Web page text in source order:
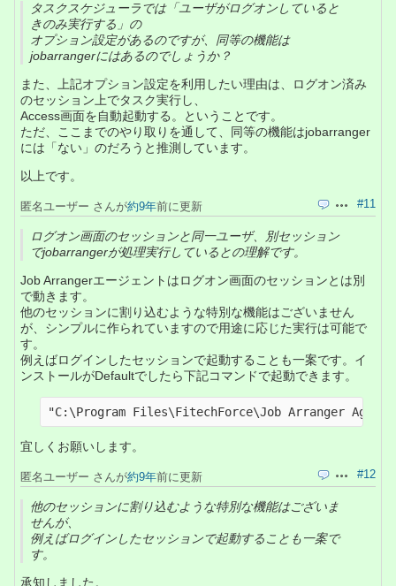
タスクスケジューラでは「ユーザがログオンしていると
きのみ実行する」の
オプション設定があるのですが、同等の機能は
jobarrangerにはあるのでしょうか？
また、上記オプション設定を利用したい理由は、ログオン済み
のセッション上でタスク実行し、
Access画面を自動起動する。ということです。
ただ、ここまでのやり取りを通して、同等の機能はjobarranger
には「ない」のだろうと推測しています。
以上です。
引用 操作#11
匿名ユーザー さんが約9年前に更新
ログオン画面のセッションと同一ユーザ、別セッション
でjobarrangerが処理実行しているとの理解です。
Job Arrangerエージェントはログオン画面のセッションとは別
で動きます。
他のセッションに割り込むような特別な機能はございません
が、シンプルに作られていますので用途に応じた実行は可能で
す。
例えばログインしたセッションで起動することも一案です。イ
ンストールがDefaultでしたら下記コマンドで起動できます。
宜しくお願いします。
引用 操作#12
匿名ユーザー さんが約9年前に更新
他のセッションに割り込むような特別な機能はございま
せんが、
例えばログインしたセッションで起動することも一案で
す。
承知しました。